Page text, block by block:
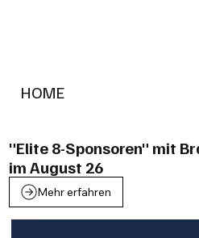
HOME
"Elite 8-Sponsoren" mit
im August 26
Mehr erfahren